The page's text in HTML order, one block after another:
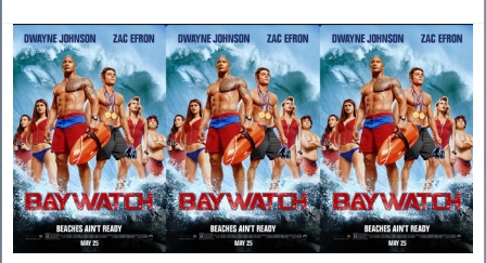
(2017)
ไลฟ์
การ์ด
ฮอต
พิทักษ์
หาด
[พากย์
ไทย
5.1
+
อังกฤษ
DTS]
[ซับ